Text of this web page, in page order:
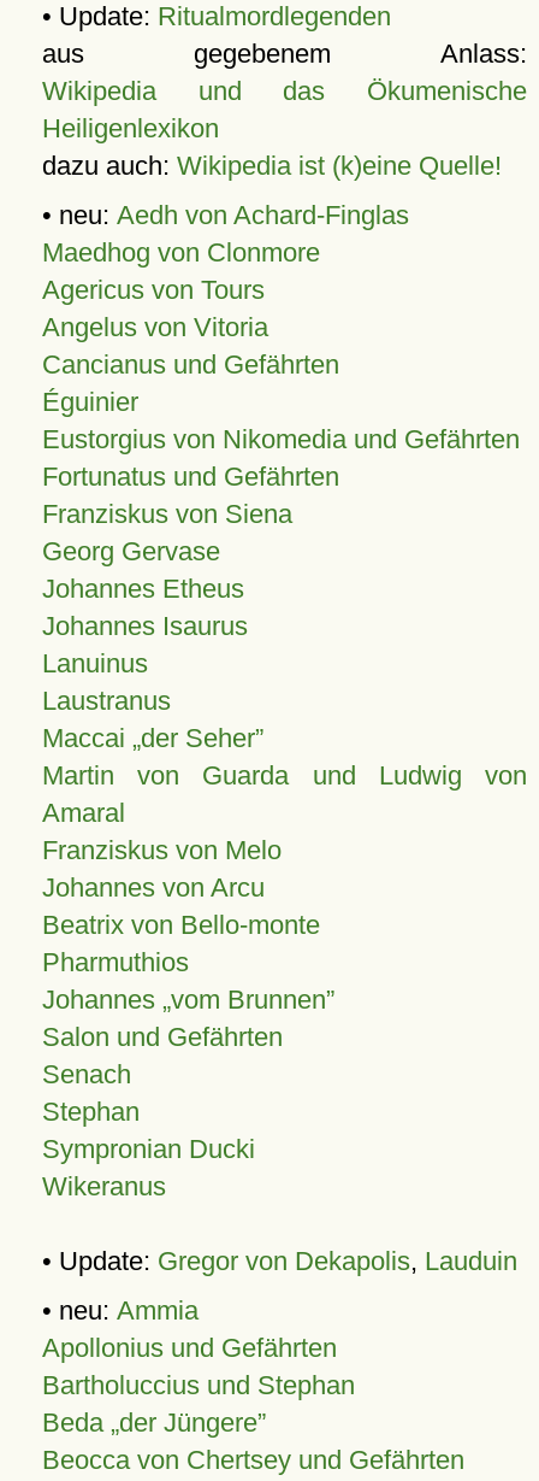
• Update: Ritualmordlegenden
aus gegebenem Anlass:
Wikipedia und das Ökumenische
Heiligenlexikon
dazu auch: Wikipedia ist (k)eine Quelle!
• neu: Aedh von Achard-Finglas
Maedhog von Clonmore
Agericus von Tours
Angelus von Vitoria
Cancianus und Gefährten
Éguinier
Eustorgius von Nikomedia und Gefährten
Fortunatus und Gefährten
Franziskus von Siena
Georg Gervase
Johannes Etheus
Johannes Isaurus
Lanuinus
Laustranus
Maccai „der Seher”
Martin von Guarda und Ludwig von
Amaral
Franziskus von Melo
Johannes von Arcu
Beatrix von Bello-monte
Pharmuthios
Johannes vom Brunnen
Salon und Gefährten
Senach
Stephan
Sympronian Ducki
Wikeranus
• Update: Gregor von Dekapolis, Lauduin
• neu: Ammia
Apollonius und Gefährten
Bartholuccius und Stephan
Beda „der Jüngere”
Beocca von Chertsey und Gefährten